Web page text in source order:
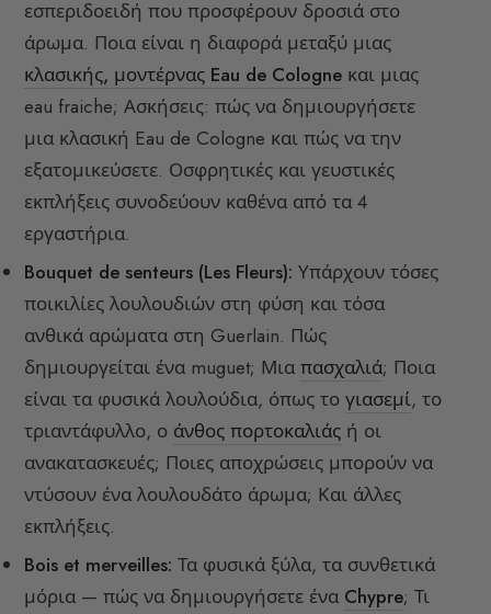
εσπεριδοειδή που προσφέρουν δροσιά στο
άρωμα. Ποια είναι η διαφορά μεταξύ μιας
κλασικής, μοντέρνας Eau de Cologne και μιας
eau fraiche; Ασκήσεις: πώς να δημιουργήσετε
μια κλασική Eau de Cologne και πώς να την
εξατομικεύσετε. Οσφρητικές και γευστικές
εκπλήξεις συνοδεύουν καθένα από τα 4
εργαστήρια.
Bouquet de senteurs (Les Fleurs): Υπάρχουν τόσες
ποικιλίες λουλουδιών στη φύση και τόσα
ανθικά αρώματα στη Guerlain. Πώς
δημιουργείται ένα muguet; Μιαπασχαλιά; Ποια
είναι τα φυσικά λουλούδια, όπως τογιασεμί, το
τριαντάφυλλο, ο άνθος πορτοκαλιάς ή οι
ανακατασκευές; Ποιες αποχρώσεις μπορούν να
ντύσουν ένα λουλουδάτο άρωμα; Και άλλες
εκπλήξεις.
Bois et merveilles: Τα φυσικά ξύλα, τα συνθετικά
μόρια — πώς να δημιουργήσετε ένα Chypre; Τι